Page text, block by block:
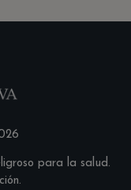
para la salud.